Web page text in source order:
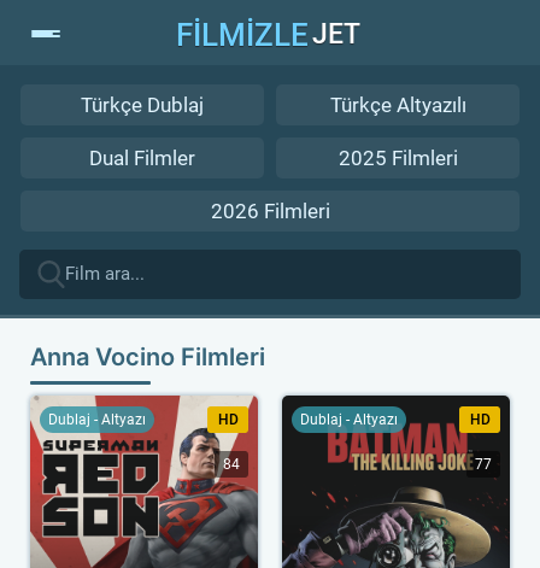
FİLMİZLEJET
Türkçe Dublaj Türkçe Altyazılı
Dual Filmler 2025 Filmleri
2026 Filmleri
Anna Vocino Filmleri
Dublaj - Altyazı HD
84
Dublaj - Altyazı HD
77